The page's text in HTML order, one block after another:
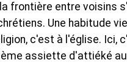
frontière entre voisins
Une habitude
c'est à l'église. Ici,
assiette d'attiéké